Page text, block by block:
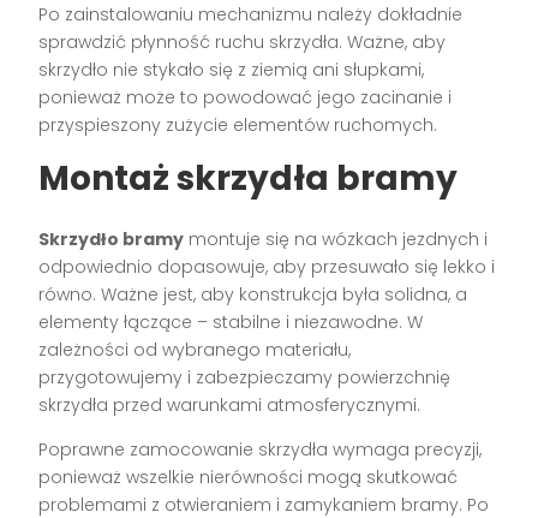
Po zainstalowaniu mechanizmu należy dokładnie
sprawdzić płynność ruchu skrzydła. Ważne, aby
skrzydło nie stykało się z ziemią ani słupkami,
ponieważ może to powodować jego zacinanie i
przyspieszony zużycie elementów ruchomych.
Montaż skrzydła bramy
Skrzydło bramy montuje się na wózkach jezdnych i
odpowiednio dopasowuje, aby przesuwało się lekko i
równo. Ważne jest, aby konstrukcja była solidna, a
elementy łączące – stabilne i niezawodne. W
zależności od wybranego materiału,
przygotowujemy i zabezpieczamy powierzchnię
skrzydła przed warunkami atmosferycznymi.
Poprawne zamocowanie skrzydła wymaga precyzji,
ponieważ wszelkie nierówności mogą skutkować
problemami z otwieraniem i zamykaniem bramy. Po